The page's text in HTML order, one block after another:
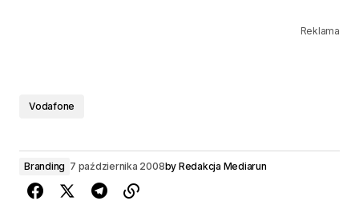
Reklama
Vodafone
Branding 7 października 2008by Redakcja Mediarun